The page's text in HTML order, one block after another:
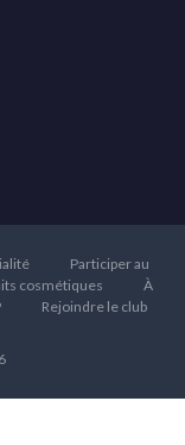
Participer au
cosmétiques
À
Rejoindre le club